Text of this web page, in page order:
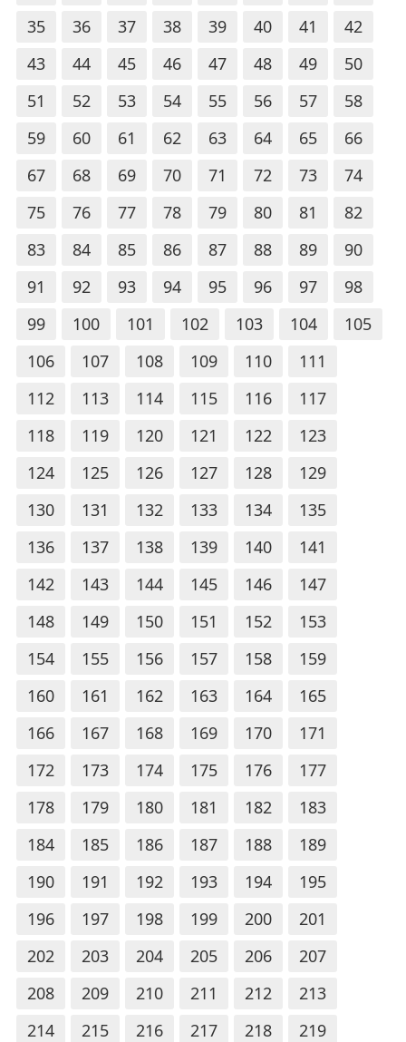
35
36 37 38 39 40 41
42
43
44 45 46 47 48 49
50
51
52 53 54 55 56 57
58
59
60 61 62 63 64 65
66
67
68 69 70 71 72 73
74
75
76 77 78 79 80 81
82
83
84 85 86 87 88 89
90
91
92 93 94 95 96 97
98
99
100 101 102 103 104
105
106
107 108 109 110
111
112
113 114 115 116
117
118
119 120 121 122
123
124
125 126 127 128
129
130
131 132 133 134
135
136
137 138 139 140
141
142
143 144 145 146
147
148
149 150 151 152
153
154
155 156 157 158
159
160
161 162 163 164
165
166
167 168 169 170
171
172
173 174 175 176
177
178
179 180 181 182
183
184
185 186 187 188
189
190
191 192 193 194
195
196
197 198 199 200
201
202
203 204 205 206
207
208
209 210 211 212
213
214
215 216 217 218
219